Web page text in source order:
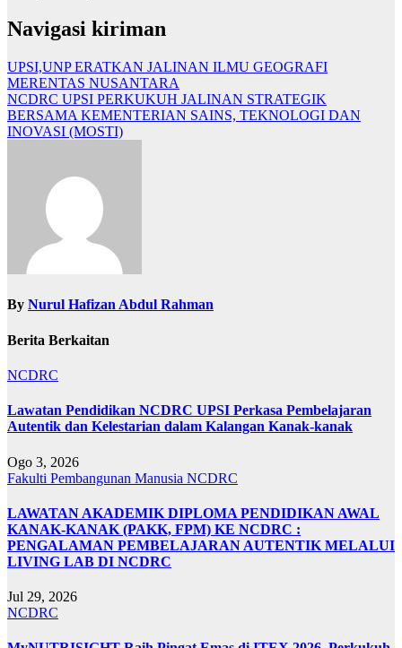
Navigasi kiriman
UPSI,UNP ERATKAN JALINAN ILMU GEOGRAFI
MERENTAS NUSANTARA
NCDRC UPSI PERKUKUH JALINAN STRATEGIK
BERSAMA KEMENTERIAN SAINS, TEKNOLOGI DAN
INOVASI (MOSTI)
By Nurul Hafizan Abdul Rahman
Berita Berkaitan
NCDRC
Lawatan Pendidikan NCDRC UPSI Perkasa Pembelajaran
Autentik dan Kelestarian dalam Kalangan Kanak-kanak
Ogo 3, 2026
Fakulti Pembangunan Manusia NCDRC
LAWATAN AKADEMIK DIPLOMA PENDIDIKAN AWAL
KANAK-KANAK (PAKK, FPM) KE NCDRC :
PENGALAMAN PEMBELAJARAN AUTENTIK MELALUI
LIVING LAB DI NCDRC
Jul 29, 2026
NCDRC